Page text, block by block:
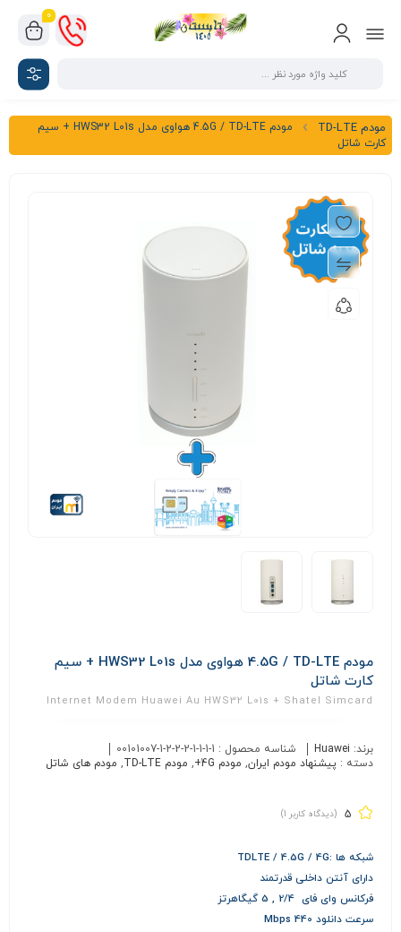
0
مودم TD-LTE
مودم 4.5G / TD-LTE هواوی مدل HWS32 L01s + سیم
کارت شاتل
مودم 4.5G / TD-LTE هواوی مدل HWS32 L01s + سیم
کارت شاتل
Internet Modem Huawei Au HWS32 L01s + Shatel Simcard
برند: Huawei شناسه محصول : 00101007-1-2-2-2-1-1-1-1
دسته : پیشنهاد مودم ایران, مودم 4G+ , مودم TD-LTE , مودم های شاتل
5 (دیدگاه کاربر 1
)
شبکه ها :TDLTE / 4.5G / 4G
دارای آنتن داخلی قدرتمند
فرکانس وای فای 2/4 , 5 گیگاهرتز
سرعت دانلود 440 Mbps